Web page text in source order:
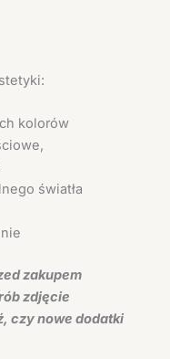
kolorów
światła
zakupem
zdjęcie
czy nowe dodatki